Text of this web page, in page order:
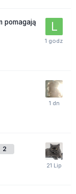
pomagają
2